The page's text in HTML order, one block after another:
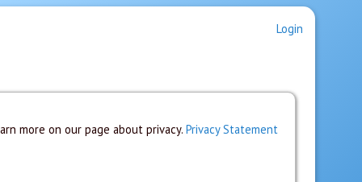
Login
more on our page about privacy. Privacy Statement